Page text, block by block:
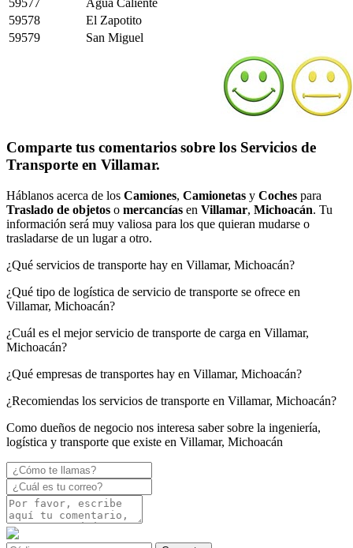
59578
El Zapotito
59579
San Miguel
Comparte tus comentarios sobre los Servicios de
Transporte en Villamar.
Háblanos acerca de los Camiones, Camionetas y Coches para
Traslado de objetos o mercancías en Villamar, Michoacán. Tu
información será muy valiosa para los que quieran mudarse o
trasladarse de un lugar a otro.
¿Qué servicios de transporte hay en Villamar, Michoacán?
¿Qué tipo de logística de servicio de transporte se ofrece en
Villamar, Michoacán?
¿Cuál es el mejor servicio de transporte de carga en Villamar,
Michoacán?
¿Qué empresas de transportes hay en Villamar, Michoacán?
¿Recomiendas los servicios de transporte en Villamar, Michoacán?
Como dueños de negocio nos interesa saber sobre la ingeniería,
logística y transporte que existe en Villamar, Michoacán